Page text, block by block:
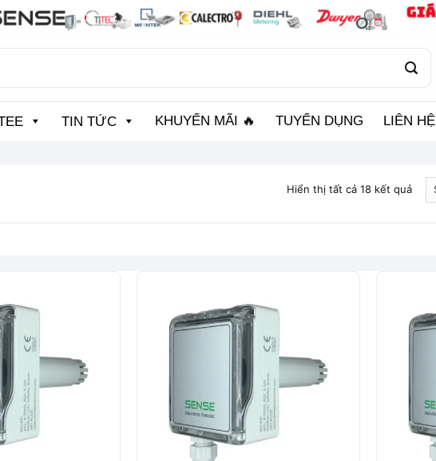
TIN TỨC KHUYẾN MÃI 🔥 TUYỂN DỤNG LIÊN HỆ
Hiển thị tất cả 18 kết quả